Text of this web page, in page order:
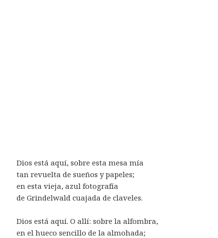
Dios está aquí, sobre esta mesa mía
tan revuelta de sueños y papeles;
en esta vieja, azul fotografía
de Grindelwald cuajada de claveles.
Dios está aquí. O allí: sobre la alfombra,
en el hueco sencillo de la almohada;